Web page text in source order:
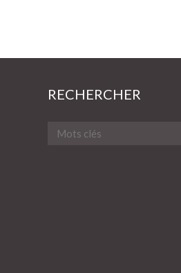
RECHERCHER